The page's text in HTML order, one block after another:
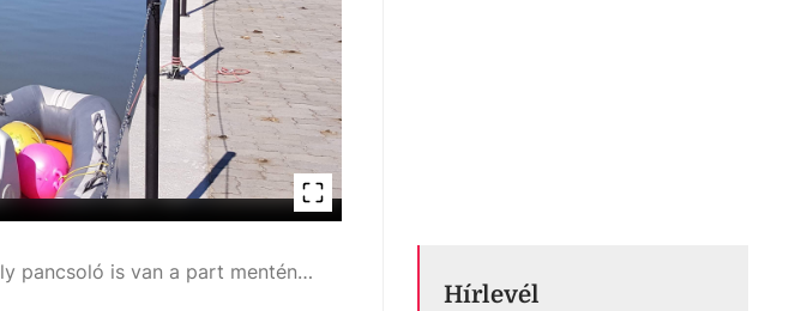
Mély víz és sekély pancsoló is van a part mentén
Hírlevél